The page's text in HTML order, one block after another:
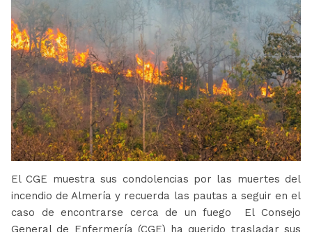
El CGE muestra sus condolencias por las muertes del
incendio de Almería y recuerda las pautas a seguir en el
caso de encontrarse cerca de un fuego El Consejo
General de Enfermería (CGE) ha querido trasladar sus